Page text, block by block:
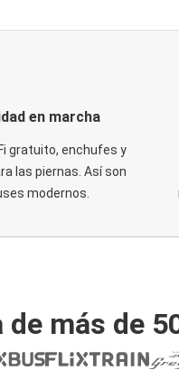
en marcha
gratuito, enchufes y
las piernas. Así son
modernos.
de más de